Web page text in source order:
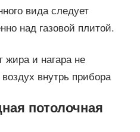
вида следует
над газовой плитой.
жира и нагара не
внутрь прибора
потолочная